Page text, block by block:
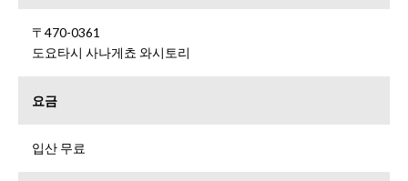
〒470-0361
도요타시 사나게쵸 와시토리
요금
입산 무료